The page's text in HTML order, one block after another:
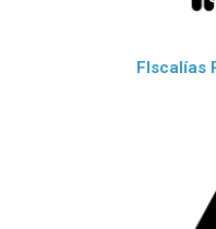
FIscalías